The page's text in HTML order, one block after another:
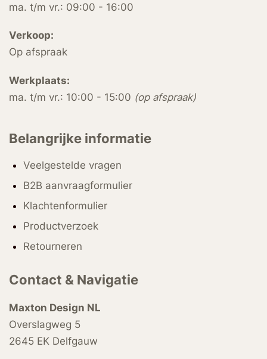
ma. t/m vr.: 09:00 - 16:00
Verkoop:
Op afspraak
Werkplaats:
ma. t/m vr.: 10:00 - 15:00 (op afspraak)
Belangrijke informatie
Veelgestelde vragen
B2B aanvraagformulier
Klachtenformulier
Productverzoek
Retourneren
Contact & Navigatie
Maxton Design NL
Overslagweg 5
2645 EK Delfgauw